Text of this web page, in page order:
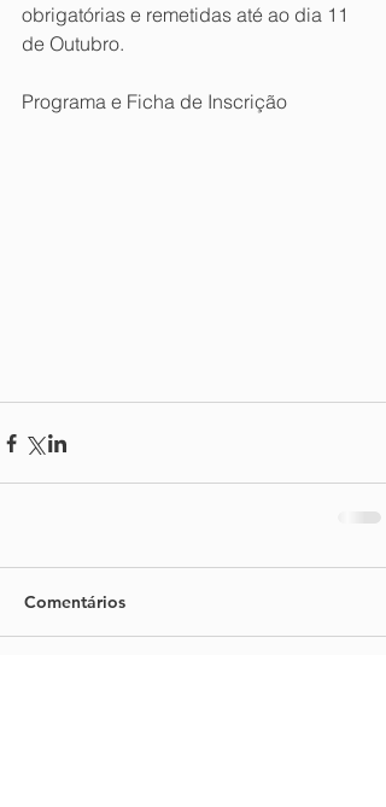
obrigatórias e remetidas até ao dia 11
de Outubro.
Programa e Ficha de Inscrição
Comentários